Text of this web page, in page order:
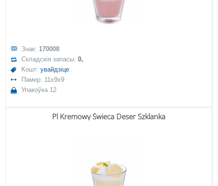
Знак: 170008
Складскія запасы:0,
Кошт:увайдзіце
Памер: 11x9x9
Упакоўка 12
Pl Kremowy Świeca Deser Szklanka